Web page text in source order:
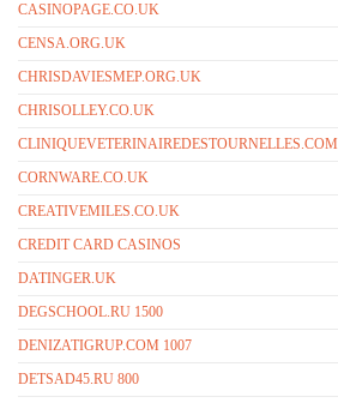
CASINOPAGE.CO.UK
CENSA.ORG.UK
CHRISDAVIESMEP.ORG.UK
CHRISOLLEY.CO.UK
CLINIQUEVETERINAIREDESTOURNELLES.COM
CORNWARE.CO.UK
CREATIVEMILES.CO.UK
CREDIT CARD CASINOS
DATINGER.UK
DEGSCHOOL.RU 1500
DENIZATIGRUP.COM 1007
DETSAD45.RU 800